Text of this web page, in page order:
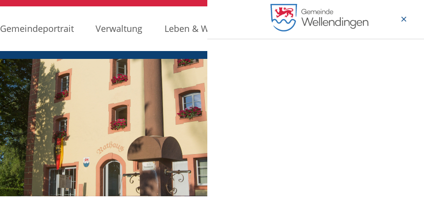
Gemeindeportrait Verwaltung Leben & Wohnen Wirtschaft & Arbeiten